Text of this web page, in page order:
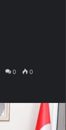
0 0